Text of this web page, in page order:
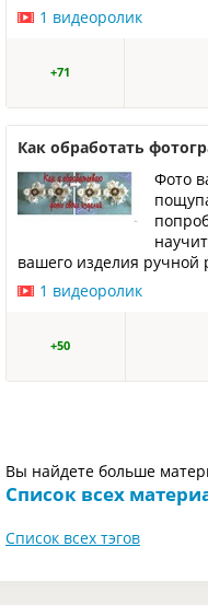
1 видеоролик
+71
Как обработать
Фото
вашего изделия ручной
1 видеоролик
+50
Вы найдете больше
Список всех
Список всех тэгов